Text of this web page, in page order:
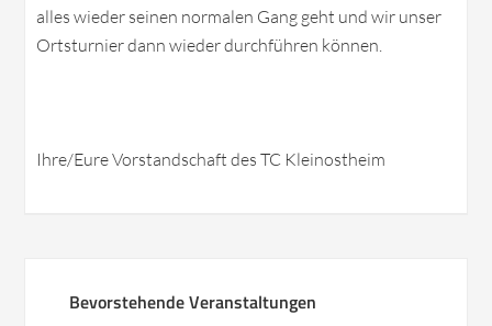
alles wieder seinen normalen Gang geht und wir unser
Ortsturnier dann wieder durchführen können.
Ihre/Eure Vorstandschaft des TC Kleinostheim
Bevorstehende Veranstaltungen